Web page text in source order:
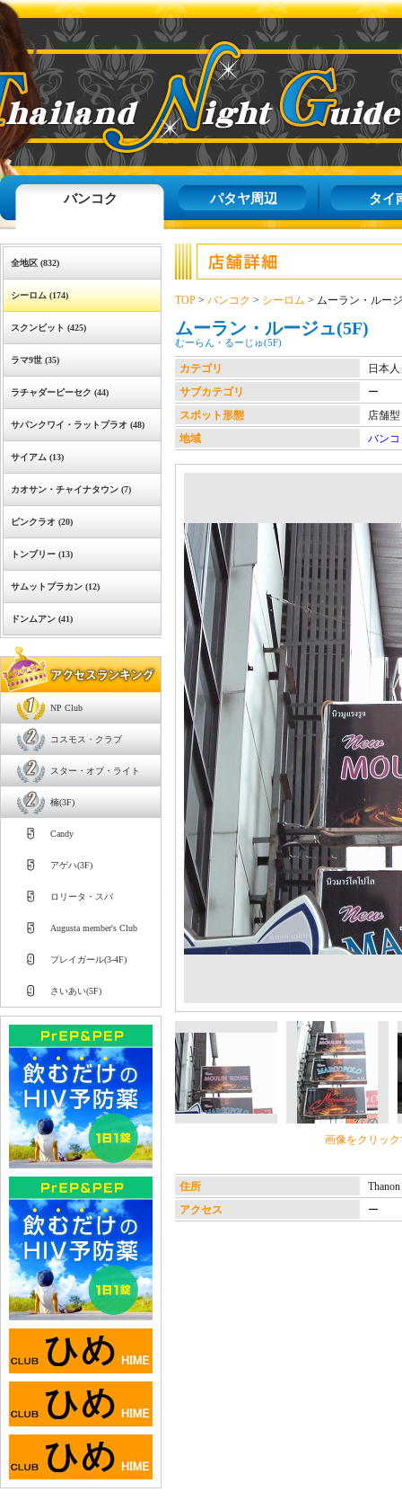
バンコク パタヤ周辺 タイ
全地区 (832)
シーロム (174)
スクンビット (425)
ラマ9世 (35)
ラチャダーピーセク (44)
サパンクワイ・ラットプラオ (48)
サイアム (13)
カオサン・チャイナタウン (7)
ピンクラオ (20)
トンブリー (13)
サムットプラカン (12)
ドンムアン (41)
NP Club
コスモス・クラブ
スター・オブ・ライト
楠(3F)
Candy
アゲハ(3F)
ロリータ・スパ
Augusta member's Club
プレイガール(3-4F)
さいあい(5F)
TOP > バンコク > シーロム > ムーラン・ルー
ムーラン・ルージュ(5F)
むーらん・るーじゅ(5F)
カテゴリ
日本
サブカテゴリ
ー
スポット形態
店舗型
地域
バン
画像をクリッ
住所
アクセス
ー